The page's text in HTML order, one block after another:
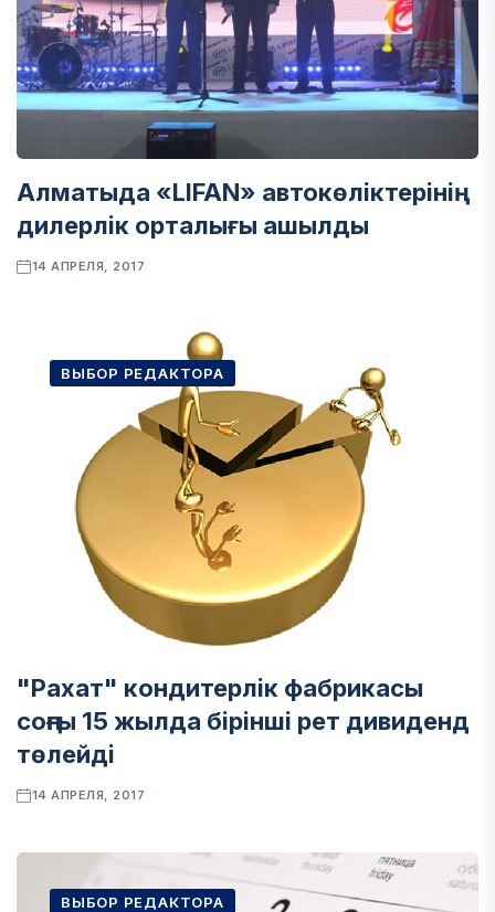
Алматыда «LIFAN» автокөліктерінің
дилерлік орталығы ашылды
14 АПРЕЛЯ, 2017
ВЫБОР РЕДАКТОРА
"Рахат" кондитерлік фабрикасы
соңғы 15 жылда бірінші рет дивиденд
төлейді
14 АПРЕЛЯ, 2017
ВЫБОР РЕДАКТОРА